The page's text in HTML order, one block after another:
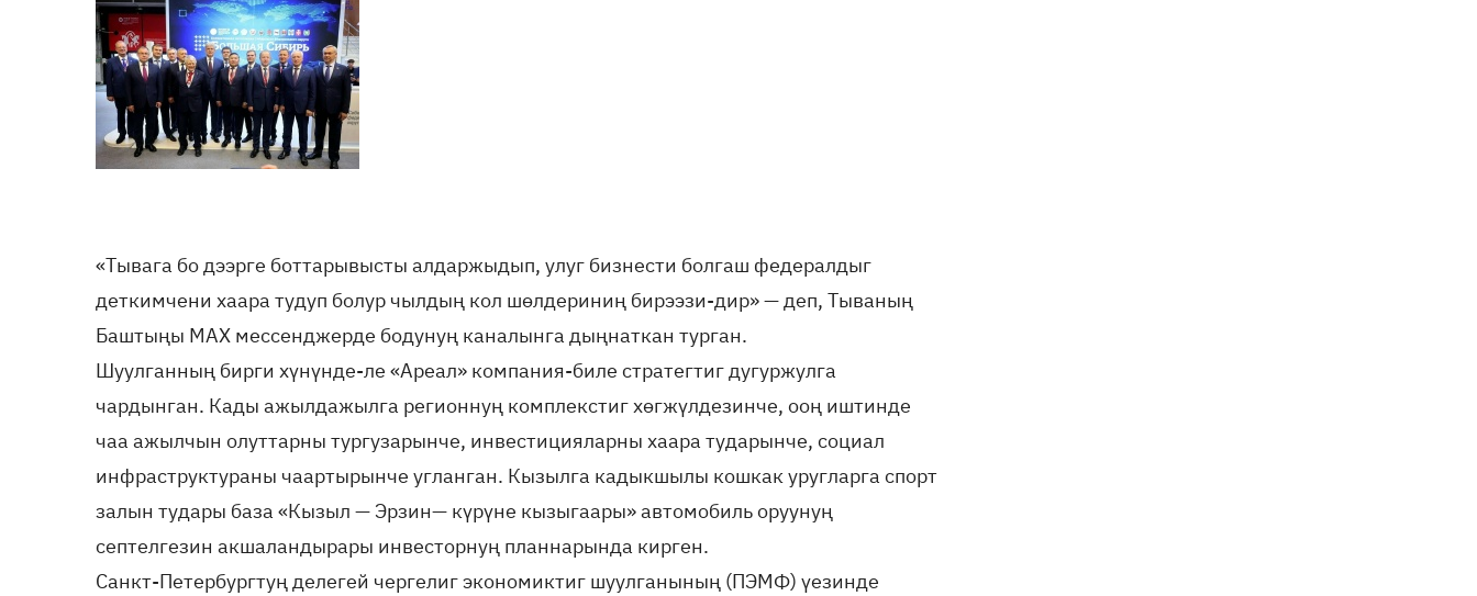
«Тывага бо дээрге боттарывысты алдаржыдып, улуг бизнести болгаш федералдыг
деткимчени хаара тудуп болур чылдың кол шөлдериниң бирээзи-дир» — деп, Тываның
Баштыңы МАХ мессенджерде бодунуң каналынга дыңнаткан турган.
Шуулганның бирги хүнүнде-ле «Ареал» компания-биле стратегтиг дугуржулга
чардынган. Кады ажылдажылга регионнуң комплекстиг хөгжүлдезинче, ооң иштинде
чаа ажылчын олуттарны тургузарынче, инвестицияларны хаара тударынче, социал
инфраструктураны чаартырынче угланган. Кызылга кадыкшылы кошкак уругларга спорт
залын тудары база «Кызыл — Эрзин— күрүне кызыгаары» автомобиль оруунуң
септелгезин акшаландырары инвесторнуң планнарында кирген.
Санкт-Петербургтуң делегей чергелиг экономиктиг шуулганының (ПЭМФ) үезинде